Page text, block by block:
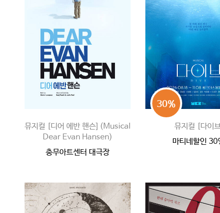
뮤지컬 [디어 에반 핸슨] (Musical
Dear Evan Hansen)
충무아트센터 대극장
뮤지컬 [다이
마티네할인
30%